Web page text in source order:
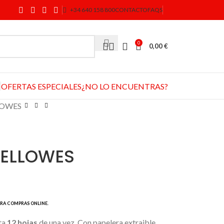
+34 640 158 800CONTACTOFAQS
0 0,00€
OFERTAS ESPECIALES¿NO LO ENCUENTRAS?
12 hojas de una vez. Con papelera extraible